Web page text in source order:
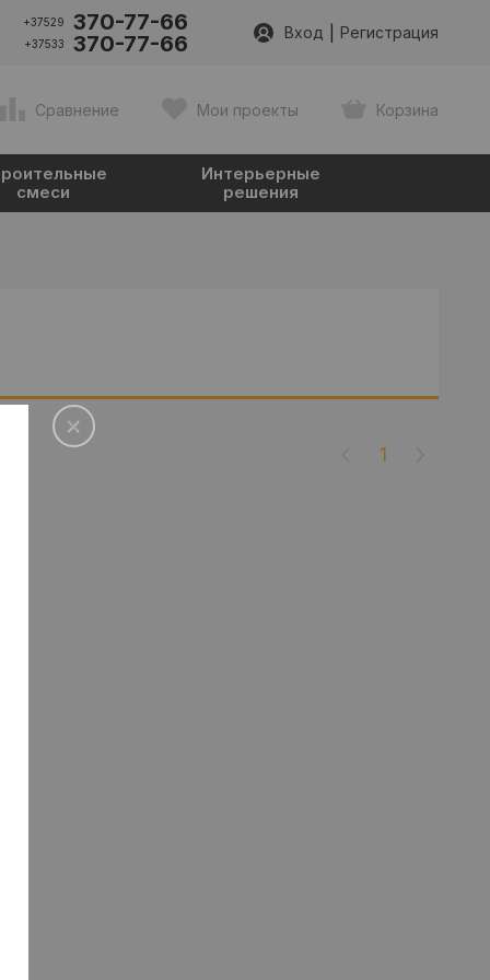
+37529 370-77-66
+37533 370-77-66 Вход Регистрация
Сравнение Мои проекты Корзина
смеси
Интерьерные
решения
1